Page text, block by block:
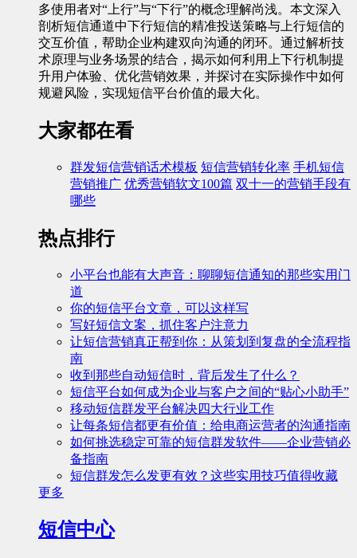
多使用者对“上行”与“下行”的概念理解尚浅。本文深入
剖析短信通道中下行短信的精准投送策略与上行短信的
交互价值，帮助企业构建双向沟通的闭环。通过解析技
术原理与业务场景的结合，揭示如何利用上下行机制提
升用户体验、优化营销效果，并探讨在实际操作中如何
规避风险，实现短信平台价值的最大化。
大家都在看
群发短信营销话术模板 短信营销转化率 手机短信
营销推广 优秀营销软文100篇 双十一的营销手段有
哪些
热点排行
小平台也能有大声音：聊聊短信通知的那些实用门
道
你的短信平台文章，可以这样写
写好短信文案，抓住客户注意力
让短信营销真正帮到你：从策划到复盘的全流程指
南
收到那些自动短信时，背后发生了什么？
短信平台如何成为企业与客户之间的“贴心小助手”
移动短信群发平台解决四大行业工作
让每条短信都更有价值：给电商运营者的沟通指南
如何挑选稳定可靠的短信群发软件——企业营销必
备指南
短信群发怎么发更有效？这些实用技巧值得收藏
更多
短信中心